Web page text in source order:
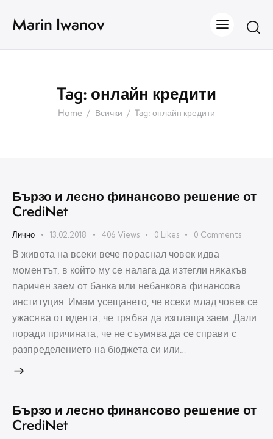
Marin Iwanov
Tag: онлайн кредити
Home Всички Tag: онлайн кредити
Бързо и лесно финансово решение от
CrediNet
Лично 13.02.2018 406 Views 0 Likes 0 Comments
В живота на всеки вече пораснал човек идва
моментът, в който му се налага да изтегли някакъв
паричен заем от банка или небанкова финансова
институция. Имам усещането, че всеки млад човек се
ужасява от идеята, че трябва да изплаща заем. Дали
поради причината, че не съумява да се справи с
разпределението на бюджета си или…
Бързо и лесно финансово решение от
CrediNet